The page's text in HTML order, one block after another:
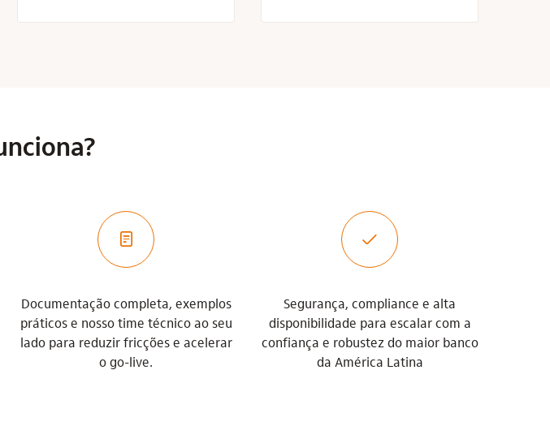
doc_base
Documentação completa, exemplos
práticos e nosso time técnico ao seu
lado para reduzir fricções e acelerar
o go-live.
check
Segurança, compliance e alta
disponibilidade para escalar com a
confiança e robustez do maior banco
da América Latina